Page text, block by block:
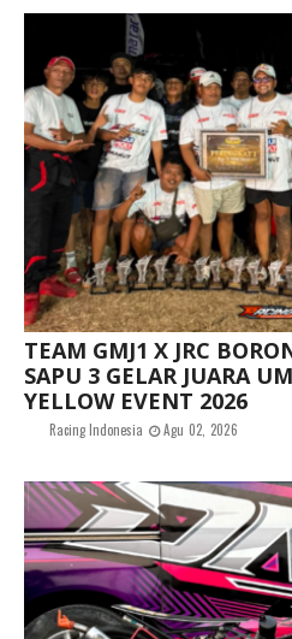
TEAM GMJ1 X JRC
SAPU 3 GELAR JUARA
YELLOW EVENT 2026
Racing Indonesia Agu 02, 2026